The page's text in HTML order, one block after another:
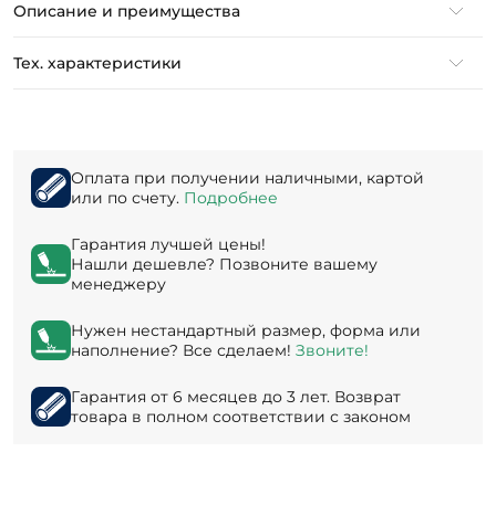
Описание и преимущества
Тех. характеристики
Оплата при получении наличными, картой
или по счету. Подробнее
Гарантия лучшей цены!
Нашли дешевле? Позвоните вашему
менеджеру
Нужен нестандартный размер, форма или
наполнение? Все сделаем! Звоните!
Гарантия от 6 месяцев до 3 лет. Возврат
товара в полном соответствии с законом